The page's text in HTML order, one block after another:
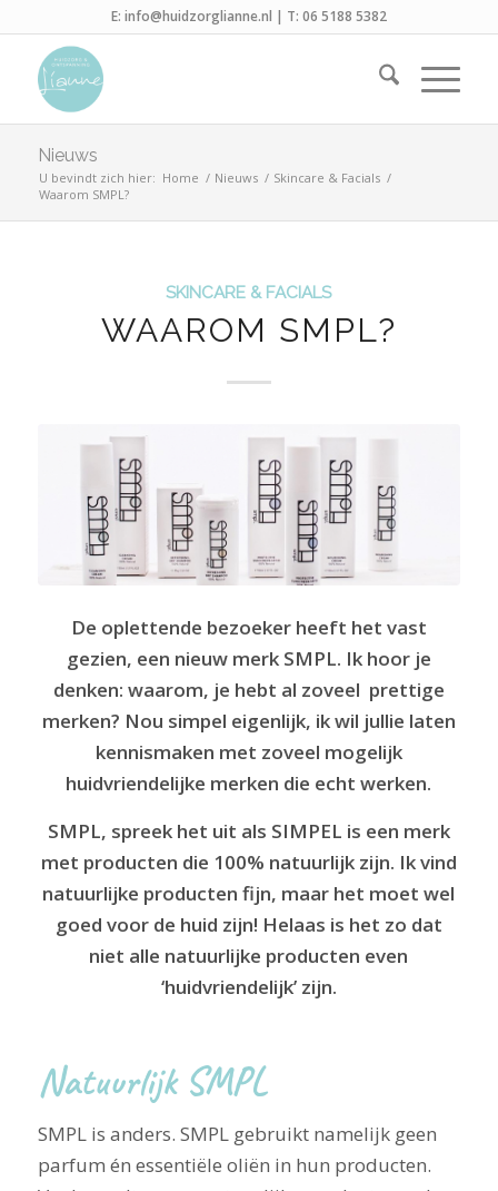
E: info@huidzorglianne.nl | T: 06 5188 5382
Nieuws
U bevindt zich hier: Home / Nieuws / Skincare & Facials /
Waarom SMPL?
SKINCARE & FACIALS
WAAROM SMPL?
De oplettende bezoeker heeft het vast
gezien, een nieuw merk SMPL. Ik hoor je
denken: waarom, je hebt al zoveel prettige
merken? Nou simpel eigenlijk, ik wil jullie laten
kennismaken met zoveel mogelijk
huidvriendelijke merken die echt werken.
SMPL, spreek het uit als SIMPEL is een merk
met producten die 100% natuurlijk zijn. Ik vind
natuurlijke producten fijn, maar het moet wel
goed voor de huid zijn! Helaas is het zo dat
niet alle natuurlijke producten even
‘huidvriendelijk’ zijn.
Natuurlijk SMPL
SMPL is anders. SMPL gebruikt namelijk geen
parfum én essentiële oliën in hun producten.